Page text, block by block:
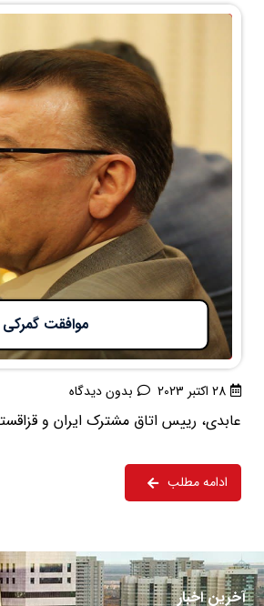
موافقت
28 اکتبر 2023 بدون دیدگاه
عابدی، رییس اتاق مشترک ایران و
ادامه مطلب
آخرین اخبار